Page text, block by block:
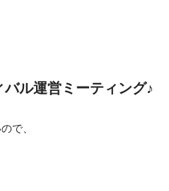
ル運営ミーティング♪
で、